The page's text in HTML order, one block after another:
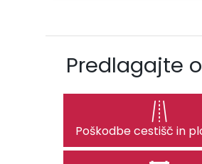
Predlagajte
Poškodbe cestišč in